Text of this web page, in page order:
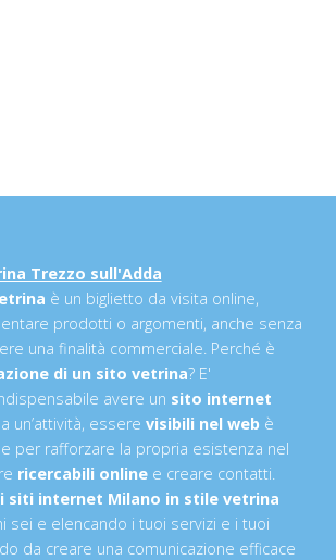
Trezzo sull'Adda
è un biglietto da visita online,
prodotti o argomenti, anche senza
una finalità commerciale. Perché è
di un sito vetrina? E'
avere un sito internet
un’attività, essere visibili nel web è
per rafforzare la propria esistenza nel
ricercabili online e creare contatti.
siti internet Milano in stile vetrina
sei e elencando i tuoi servizi e i tuoi
da creare una comunicazione efficace